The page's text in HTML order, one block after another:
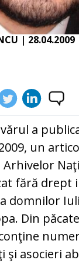
| 28.04.2009
a
un
fără drept
domnilor
Din
şi asocieri